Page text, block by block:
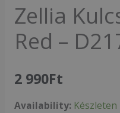
Zellia
Red –
2 990Ft
Availability: Készleten